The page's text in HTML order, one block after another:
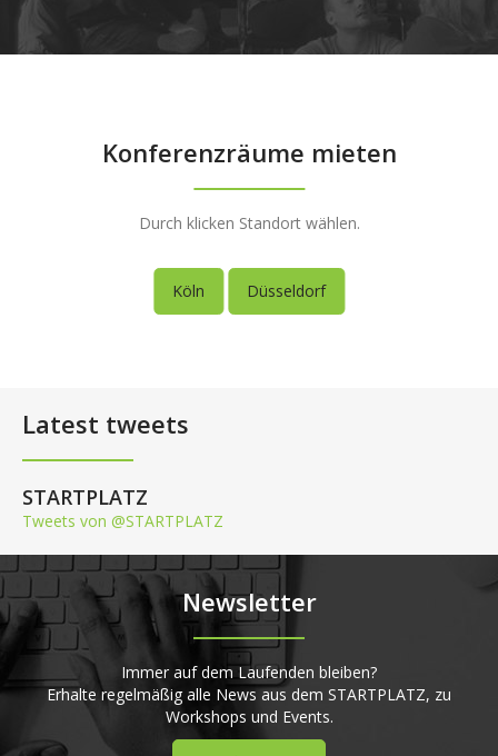
Konferenzräume mieten
Durch klicken Standort wählen.
Köln Düsseldorf
Latest tweets
STARTPLATZ
Tweets von @STARTPLATZ
Newsletter
Immer auf dem Laufenden bleiben?
Erhalte regelmäßig alle News aus dem STARTPLATZ, zu
Workshops und Events.